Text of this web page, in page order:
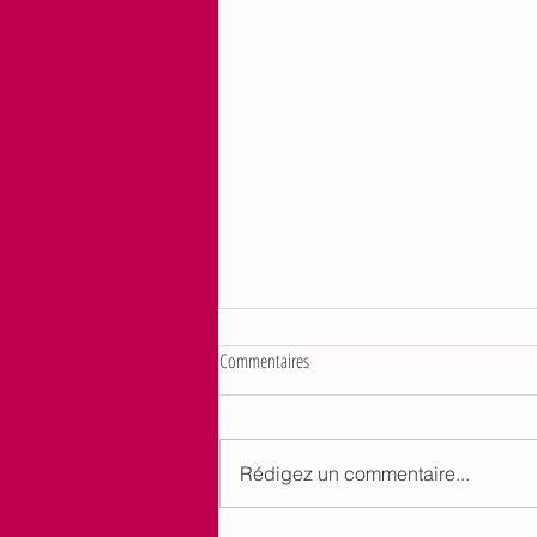
Gros succès pour cette cantate de Bach
soprano) à la Chapelle des
Pénitents pattir’lent rouverte
Commentaires
Rédigez un commentaire...